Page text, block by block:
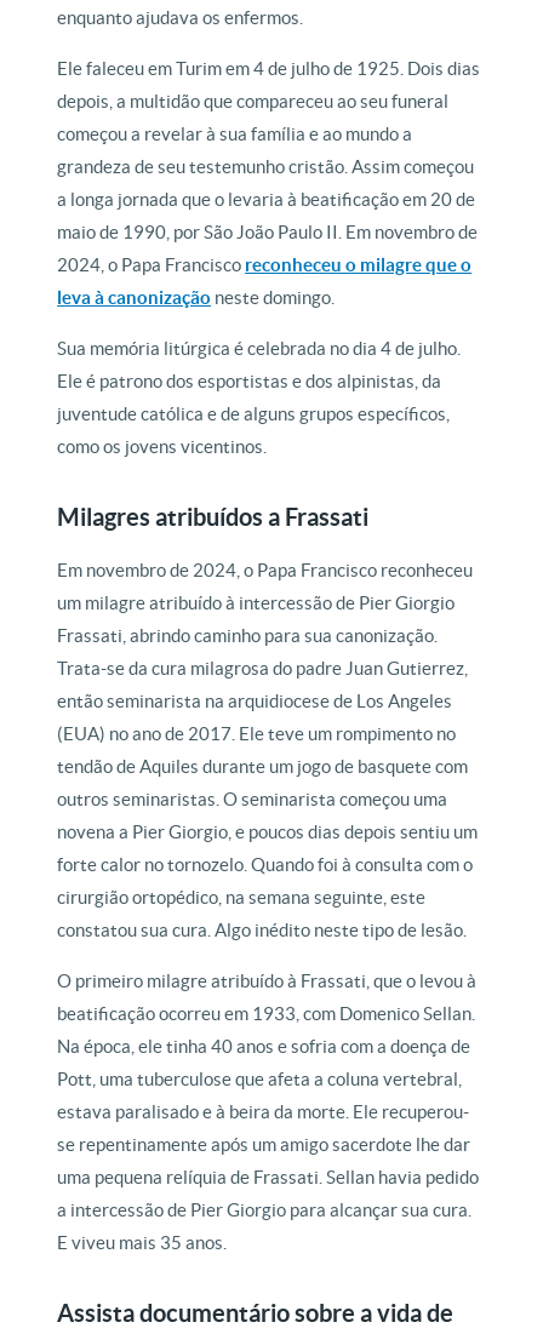
enquanto ajudava os enfermos.
Ele faleceu em Turim em 4 de julho de 1925. Dois dias
depois, a multidão que compareceu ao seu funeral
começou a revelar à sua família e ao mundo a
grandeza de seu testemunho cristão. Assim começou
a longa jornada que o levaria à beatificação em 20 de
maio de 1990, por São João Paulo II. Em novembro de
2024, o Papa Francisco reconheceu o milagre que o
leva à canonização neste domingo.
Sua memória litúrgica é celebrada no dia 4 de julho.
Ele é patrono dos esportistas e dos alpinistas, da
juventude católica e de alguns grupos específicos,
como os jovens vicentinos.
Milagres atribuídos a Frassati
Em novembro de 2024, o Papa Francisco reconheceu
um milagre atribuído à intercessão de Pier Giorgio
Frassati, abrindo caminho para sua canonização.
Trata-se da cura milagrosa do padre Juan Gutierrez,
então seminarista na arquidiocese de Los Angeles
(EUA) no ano de 2017. Ele teve um rompimento no
tendão de Aquiles durante um jogo de basquete com
outros seminaristas. O seminarista começou uma
novena a Pier Giorgio, e poucos dias depois sentiu um
forte calor no tornozelo. Quando foi à consulta com o
cirurgião ortopédico, na semana seguinte, este
constatou sua cura. Algo inédito neste tipo de lesão.
O primeiro milagre atribuído à Frassati, que o levou à
beatificação ocorreu em 1933, com Domenico Sellan.
Na época, ele tinha 40 anos e sofria com a doença de
Pott, uma tuberculose que afeta a coluna vertebral,
estava paralisado e à beira da morte. Ele recuperou-
se repentinamente após um amigo sacerdote lhe dar
uma pequena relíquia de Frassati. Sellan havia pedido
a intercessão de Pier Giorgio para alcançar sua cura.
E viveu mais 35 anos.
Assista documentário sobre a vida de